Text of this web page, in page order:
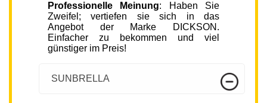
Professionelle Meinung: Haben Sie
Zweifel; vertiefen sie sich in das
Angebot der Marke DICKSON.
Einfacher zu bekommen und viel
günstiger im Preis!
SUNBRELLA